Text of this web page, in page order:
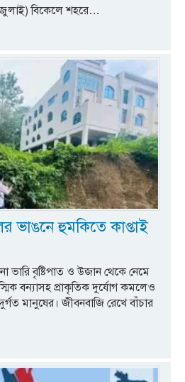
বিকেলে শহরে…
ভাঙনে হুমকিতে কাপ্তাই
ভারি বৃষ্টিপাত ও উজান থেকে নেমে
বন্যাসহ প্রাকৃতিক দুর্যোগ কমলেও
মানুষের। জীবনবাজি রেখে বাঁচার